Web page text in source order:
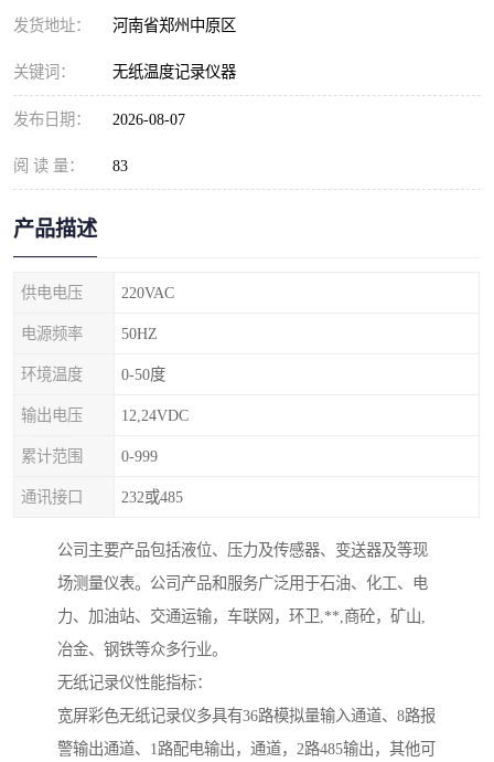
发货地址： 河南省郑州中原区
关键词： 无纸温度记录仪器
发布日期： 2026-08-07
阅 读 量： 83
产品描述
供电电压 220VAC
电源频率 50HZ
环境温度 0-50度
输出电压 12,24VDC
累计范围 0-999
通讯接口 232或485
公司主要产品包括液位、压力及传感器、变送器及等现
场测量仪表。公司产品和服务广泛用于石油、化工、电
力、加油站、交通运输，车联网，环卫,**,商砼，矿山,
冶金、钢铁等众多行业。
无纸记录仪性能指标：
宽屏彩色无纸记录仪多具有36路模拟量输入通道、8路报
警输出通道、1路配电输出，通道，2路485输出，其他可